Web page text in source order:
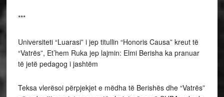
***
Universiteti “Luarasi” i jep titullin “Honoris Causa” kreut të
“Vatrës”, Et’hem Ruka jep lajmin: Elmi Berisha ka pranuar
të jetë pedagog i jashtëm
Teksa vlerësoi përpjekjet e mëdha të Berishës dhe “Vatrës”